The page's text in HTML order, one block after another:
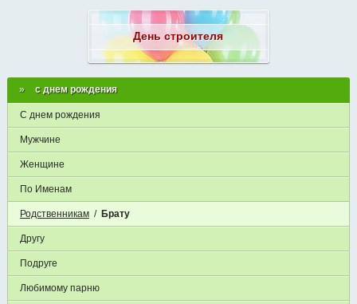
День строителя
с днем рождения
С днем рождения
Мужчине
Женщине
По Именам
Родственникам/ Брату
Другу
Подруге
Любимому парню